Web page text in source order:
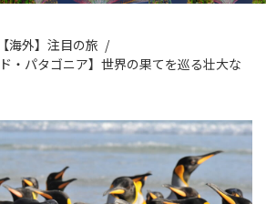
【海外】注目の旅
・パタゴニア】世界の果てを巡る壮大な